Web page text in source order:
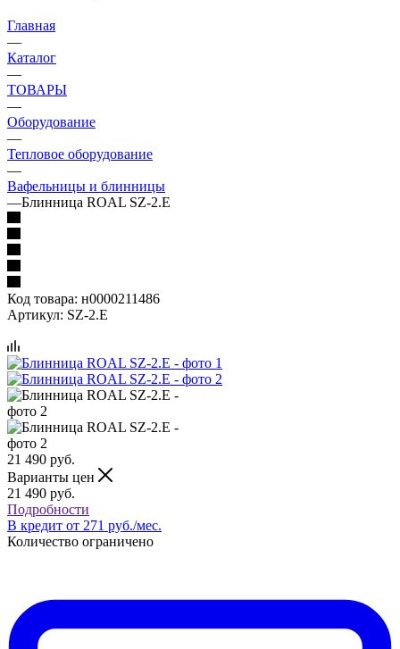
Главная
—
Каталог
—
ТОВАРЫ
—
Оборудование
—
Тепловое оборудование
—
Вафельницы и блинницы
—Блинница ROAL SZ-2.E
Код товара: н0000211486
Артикул: SZ-2.E
21 490 руб.
Варианты цен
21 490 руб.
Подробности
В кредит от 271 руб./мес.
Количество ограничено